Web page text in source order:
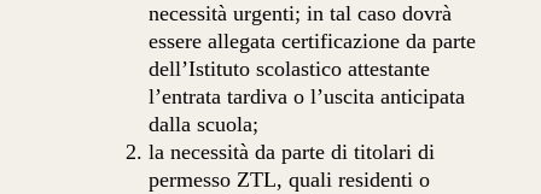
necessità urgenti; in tal caso dovrà
essere allegata certificazione da parte
dell’Istituto scolastico attestante
l’entrata tardiva o l’uscita anticipata
dalla scuola;
la necessità da parte di titolari di
permesso ZTL, quali residenti o